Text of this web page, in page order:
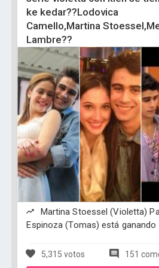
ke kedar??Lodovica
Camello,Martina
Lambre??
Martina Stoessel (Violetta)
Espinoza (Tomas) está ganando
5,315 votos 151